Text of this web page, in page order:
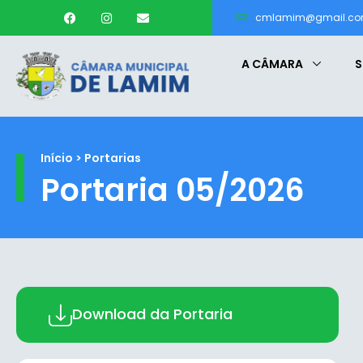
A CÂMARA
Início > Portarias
Portaria 05/2026
Download da Portaria